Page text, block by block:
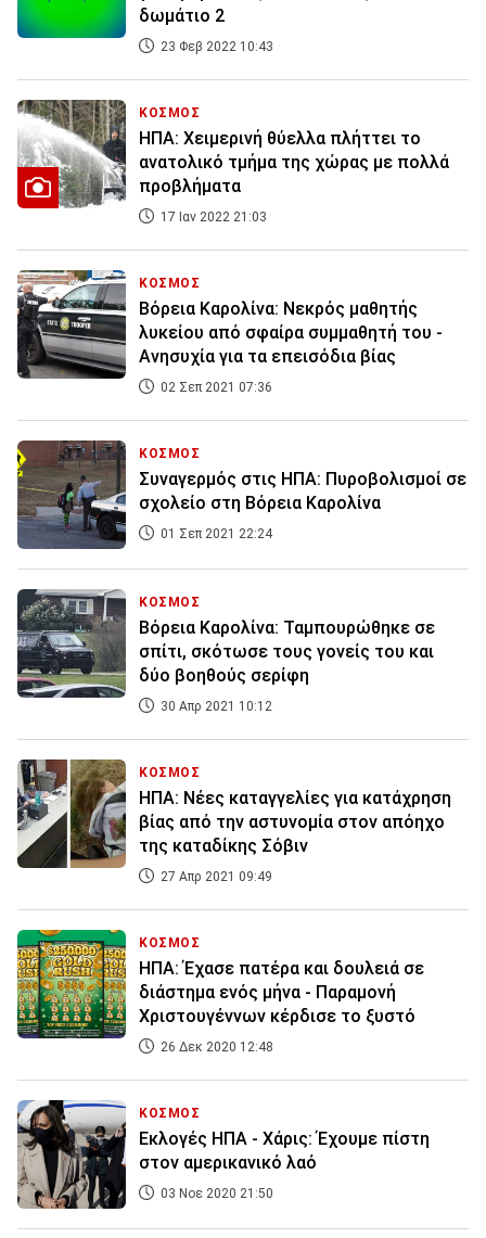
δωμάτιο 2
23 Φεβ 2022 10:43
ΚΟΣΜΟΣ
ΗΠΑ: Χειμερινή θύελλα πλήττει το
ανατολικό τμήμα της χώρας με πολλά
προβλήματα
17 Ιαν 2022 21:03
ΚΟΣΜΟΣ
Βόρεια Καρολίνα: Νεκρός μαθητής
λυκείου από σφαίρα συμμαθητή του -
Ανησυχία για τα επεισόδια βίας
02 Σεπ 2021 07:36
ΚΟΣΜΟΣ
Συναγερμός στις ΗΠΑ: Πυροβολισμοί σε
σχολείο στη Βόρεια Καρολίνα
01 Σεπ 2021 22:24
ΚΟΣΜΟΣ
Βόρεια Καρολίνα: Ταμπουρώθηκε σε
σπίτι, σκότωσε τους γονείς του και
δύο βοηθούς σερίφη
30 Απρ 2021 10:12
ΚΟΣΜΟΣ
ΗΠΑ: Νέες καταγγελίες για κατάχρηση
βίας από την αστυνομία στον απόηχο
της καταδίκης Σόβιν
27 Απρ 2021 09:49
ΚΟΣΜΟΣ
ΗΠΑ: Έχασε πατέρα και δουλειά σε
διάστημα ενός μήνα - Παραμονή
Χριστουγέννων κέρδισε το ξυστό
26 Δεκ 2020 12:48
ΚΟΣΜΟΣ
Εκλογές ΗΠΑ - Χάρις: Έχουμε πίστη
στον αμερικανικό λαό
03 Νοε 2020 21:50